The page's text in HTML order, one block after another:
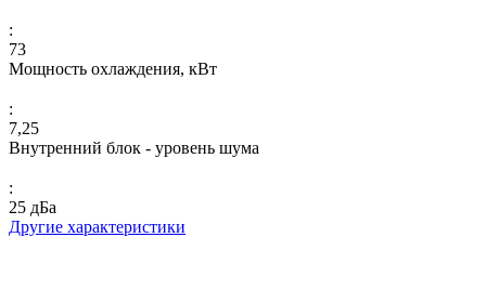
:
73
Мощность охлаждения, кВт
:
7,25
Внутренний блок - уровень шума
:
25 дБа
Другие характеристики